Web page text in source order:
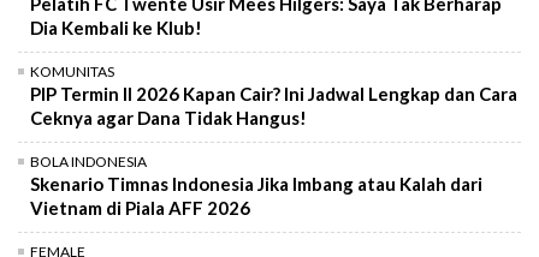
Dia Kembali ke Klub!
KOMUNITAS
PIP Termin II 2026 Kapan Cair? Ini Jadwal Lengkap dan Cara
Ceknya agar Dana Tidak Hangus!
BOLA INDONESIA
Skenario Timnas Indonesia Jika Imbang atau Kalah dari
Vietnam di Piala AFF 2026
FEMALE